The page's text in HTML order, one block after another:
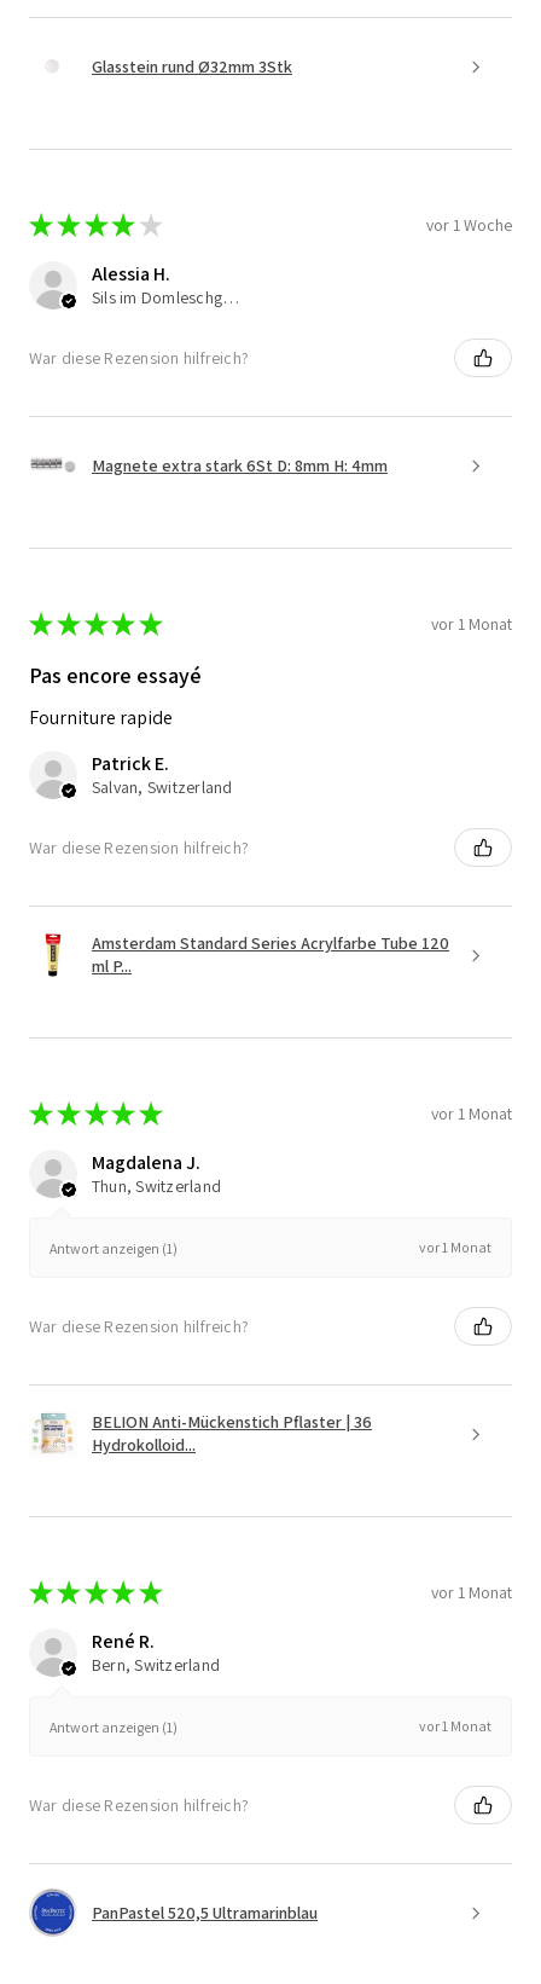
Glasstein rund Ø32mm 3Stk
★★ ★★ ★ vor 1 Woche
Alessia H.
Sils im Domleschg, Switzerland
War diese Rezension hilfreich?
Magnete extra stark 6St D: 8mm H: 4mm
★★ ★★★ vor 1 Monat
Pas encore essayé
Fourniture rapide
Patrick E.
Salvan, Switzerland
War diese Rezension hilfreich?
Amsterdam Standard Series Acrylfarbe Tube 120
ml P...
★★ ★★★ vor 1 Monat
Magdalena J.
Thun, Switzerland
Antwort anzeigen (1) vor 1 Monat
War diese Rezension hilfreich?
BELION Anti-Mückenstich Pflaster | 36
Hydrokolloid...
★★ ★★★ vor 1 Monat
René R.
Bern, Switzerland
Antwort anzeigen (1) vor 1 Monat
War diese Rezension hilfreich?
PanPastel 520,5 Ultramarinblau